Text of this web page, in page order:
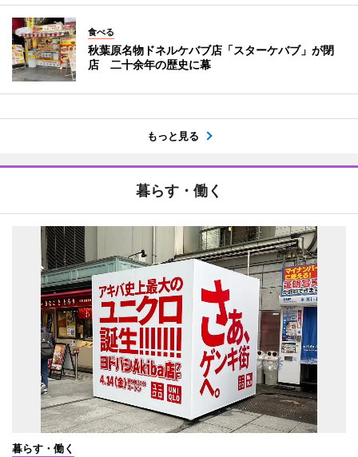
食べる
秋葉原名物ドネルケバブ店「スターケバブ」が閉
店 二十余年の歴史に幕
もっと見る
暮らす・働く
暮らす・働く